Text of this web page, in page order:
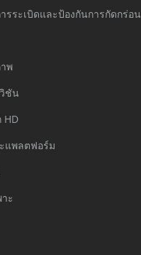
รระเบิดและป้องกันการกัดกร่อน
พ
ชัน
HD
แพลตฟอร์ม
ะ